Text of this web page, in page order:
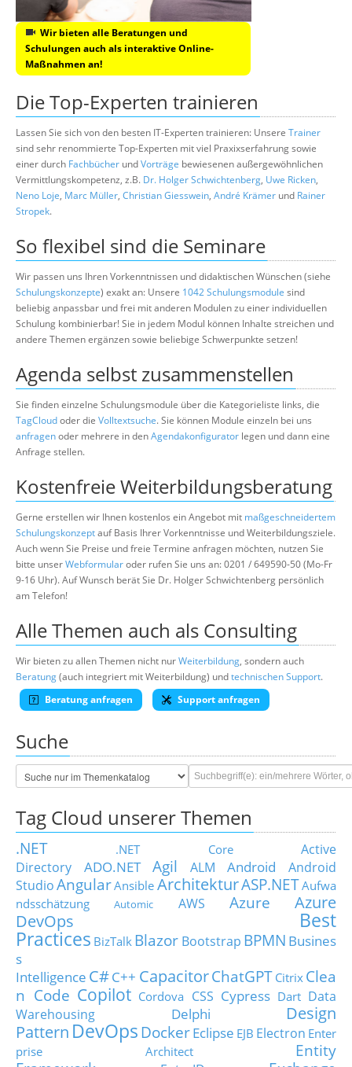
Wir bieten alle Beratungen und
Schulungen auch als interaktive Online-
Maßnahmen an!
Die Top-Experten trainieren
Lassen Sie sich von den besten IT-Experten trainieren: Unsere Trainer
sind sehr renommierte Top-Experten mit viel Praxixserfahrung sowie
einer durch Fachbücher undVorträge bewiesenen außergewöhnlichen
Vermittlungskompetenz, z.B. Dr. Holger Schwichtenberg, Uwe Ricken,
Neno Loje, Marc Müller, Christian Giesswein, André Krämer und Rainer
Stropek.
So flexibel sind die Seminare
Wir passen uns Ihren Vorkenntnissen und didaktischen Wünschen (siehe
Schulungskonzepte) exakt an: Unsere 1042 Schulungsmodule sind
beliebig anpassbar und frei mit anderen Modulen zu einer individuellen
Schulung kombinierbar! Sie in jedem Modul können Inhalte streichen und
andere Themen ergänzen sowie beliebige Schwerpunkte setzen!
Agenda selbst zusammenstellen
Sie finden einzelne Schulungsmodule über die Kategorieliste links, die
TagCloudoder die Volltextsuche. Sie können Module einzeln bei uns
anfragenoder mehrere in denAgendakonfigurator legen und dann eine
Anfrage stellen.
Kostenfreie Weiterbildungsberatung
Gerne erstellen wir Ihnen kostenlos ein Angebot mit maßgeschneidertem
Schulungskonzeptauf Basis Ihrer Vorkenntnisse und Weiterbildungsziele.
Auch wenn Sie Preise und freie Termine anfragen möchten, nutzen Sie
bitte unserWebformularoder rufen Sie uns an: 0201 / 649590-50 (Mo-Fr
9-16 Uhr). Auf Wunsch berät Sie Dr. Holger Schwichtenberg persönlich
am Telefon!
Alle Themen auch als Consulting
Wir bieten zu allen Themen nicht nurWeiterbildung, sondern auch
Beratung(auch integriert mit Weiterbildung) undtechnischen Support.
Beratung anfragen
Support anfragen
Suche
Tag Cloud unserer Themen
.NET .NET Core
Active
Directory
ADO.NET Agil ALM Android
Android
StudioAngularAnsible ArchitekturASP.NETAufwa
ndsschätzung
Automic AWS Azure
Azure
DevOps
Best
Practices BizTalk Blazor Bootstrap BPMN Busines
s
Intelligence C#C++ CapacitorChatGPT Citrix Clea
n Code Copilot Cordova CSS Cypress Dart Data
Warehousing
Delphi
Design
Pattern DevOps DockerEclipse EJB Electron Enter
prise Architect
Entity